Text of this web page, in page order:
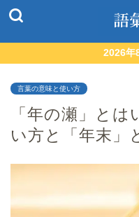
2026年
言葉の意味と使い方
「年の瀬」と
い方と「年末」